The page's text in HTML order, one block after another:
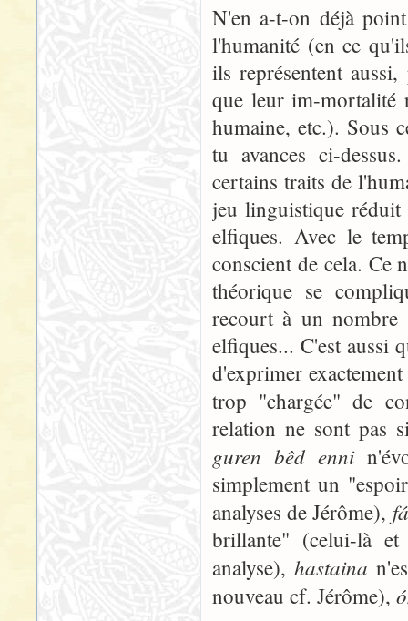
N'en a-t-on déjà
l'humanité (en ce
ils représentent
que leur im-mortalité
humaine, etc.). Sous
tu avances ci-
certains traits de
jeu linguistique réduit
elfiques. Avec le
conscient de cela. Ce
théorique se
recourt à un nombre
elfiques... C'est aussi
d'exprimer
trop "chargée" de
relation ne sont pas
guren bêd enni
simplement un
analyses de Jérôme),
brillante" (celui-là
analyse), hastaina
nouveau cf. Jérôme),